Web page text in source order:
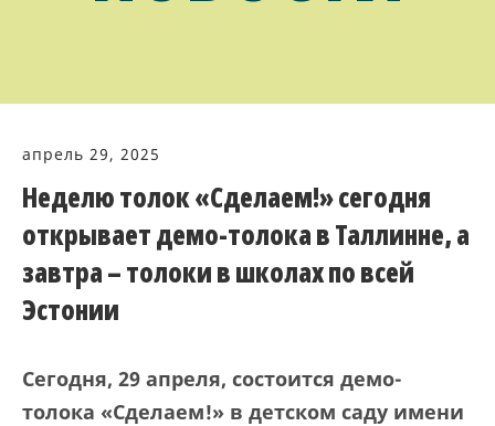
апрель 29, 2025
Неделю толок «Сделаем!» сегодня
открывает демо-толока в Таллинне, а
завтра – толоки в школах по всей
Эстонии
Сегодня, 29 апреля, состоится демо-
толока «Сделаем!» в детском саду имени